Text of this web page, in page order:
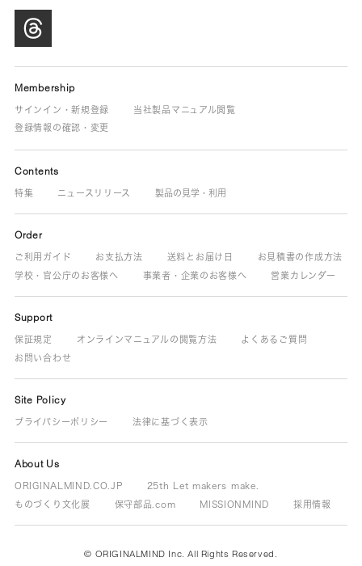
Membership
サインイン・新規登録
当社製品マニュアル閲覧
登録情報の確認・変更
Contents
特集 ニュースリリース 製品の見学・利用
Order
ご利用ガイド お支払方法 送料とお届け日
お見積書の作成方法
学校・官公庁のお客様へ
事業者・企業のお客様へ 営業カレンダー
Support
保証規定 オンラインマニュアルの閲覧方法
よくあるご質問
お問い合わせ
Site Policy
プライバシーポリシー 法律に基づく表示
About Us
ORIGINALMIND.CO.JP
25th Let makers make.
ものづくり文化展
保守部品.com MISSIONMIND 採用情報
© ORIGINALMIND Inc. All Rights Reserved.